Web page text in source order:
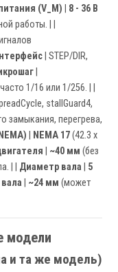
(V_M)
8 - 36 В
работы. | |
| STEP/DIR,
1/16 или 1/256. | |
stallGuard4,
замыкания, перегрева,
NEMA 17(42.3 x
~40 мм (без
| | Диаметр вала
5
~24 мм (может
модели
и та же модель)